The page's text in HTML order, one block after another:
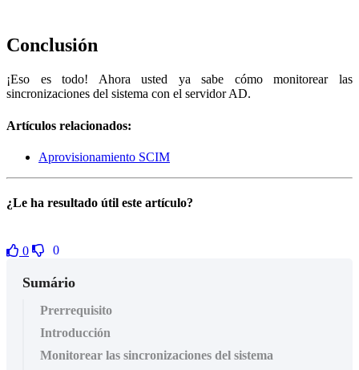
Conclusión
¡Eso es todo! Ahora usted ya sabe cómo monitorear las
sincronizaciones del sistema con el servidor AD.
Artículos relacionados:
Aprovisionamiento SCIM
¿Le ha resultado útil este artículo?
0 0
Sumário
Prerrequisito
Introducción
Monitorear las sincronizaciones del sistema